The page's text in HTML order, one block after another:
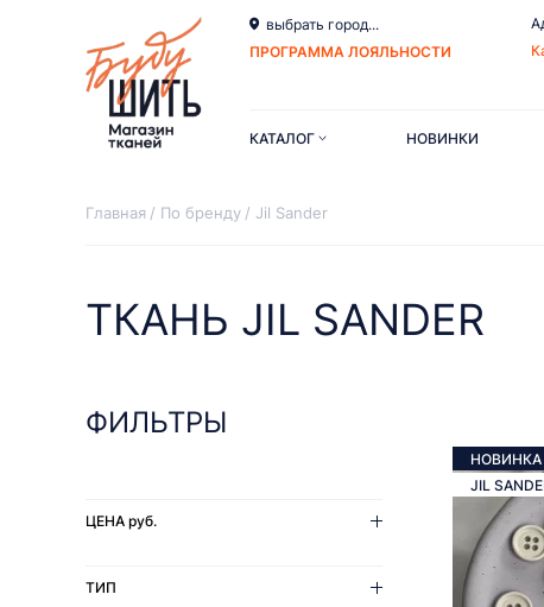
выбрать город...
ПРОГРАММА ЛОЯЛЬНОСТИ
КАТАЛОГ НОВИНКИ
Главная По бренду Jil Sander
ТКАНЬ JIL SANDER
ФИЛЬТРЫ
ЦЕНА руб.
ТИП
НОВИНКА
JIL